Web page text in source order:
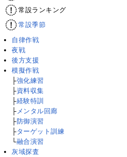
常設ランキング
常設季節
自律作戦
夜戦
後方支援
模擬作戦
├強化練習
├資料収集
├経験特訓
├メンタル回廊
├防御演習
├ターゲット訓練
└融合演習
灰域探査